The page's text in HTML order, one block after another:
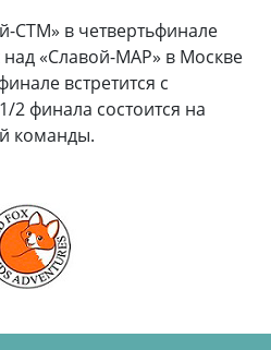
СТМ» в четвертьфинале
над «Славой-МАР» в Москве
встретится с
финала состоится на
команды.